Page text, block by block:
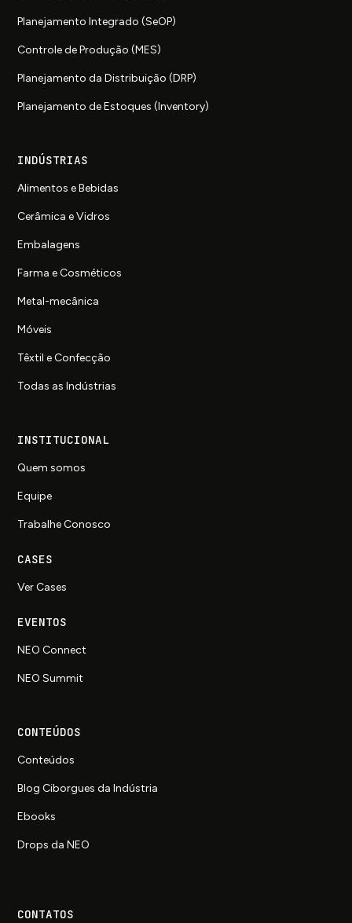
Planejamento Integrado (SeOP)
Controle de Produção (MES)
Planejamento da Distribuição (DRP)
Planejamento de Estoques (Inventory)
INDÚSTRIAS
Alimentos e Bebidas
Cerâmica e Vidros
Embalagens
Farma e Cosméticos
Metal-mecânica
Móveis
Têxtil e Confecção
Todas as Indústrias
INSTITUCIONAL
Quem somos
Equipe
Trabalhe Conosco
CASES
Ver Cases
EVENTOS
NEO Connect
NEO Summit
CONTEÚDOS
Conteúdos
Blog Ciborgues da Indústria
Ebooks
Drops da NEO
CONTATOS